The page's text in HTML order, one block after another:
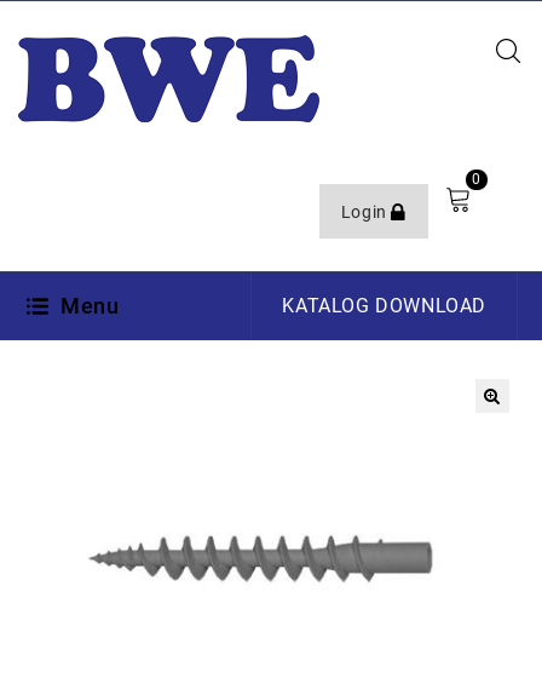
Login
0
Menu KATALOG DOWNLOAD